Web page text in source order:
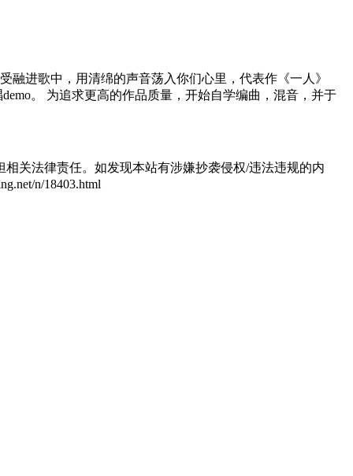
进歌中，用清绵的声音荡入你们心里，代表作《一人》
。 为追求更高的作品质量，开始自学编曲，混音，并于
关法律责任。如发现本站有涉嫌抄袭侵权/违法违规的内
n/18403.html